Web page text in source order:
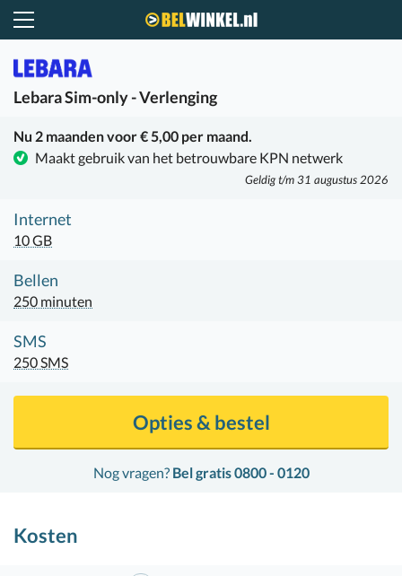
LebaraSim-only - Verlenging
Nu 2 maanden voor € 5,00 per maand.
Maakt gebruik van het betrouwbare KPN netwerk
Geldig t/m 31 augustus 2026
Internet
10 GB
Bellen
250 minuten
SMS
250 SMS
Nog vragen? Bel gratis 0800 - 0120
Opties & bestel
Kosten